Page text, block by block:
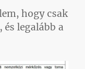
hogy csak
legalább a